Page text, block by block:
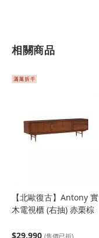
相關商品
【北歐復古】Antony 實
木電視櫃 (右抽) 赤栗棕
$29,990 (售價已折)